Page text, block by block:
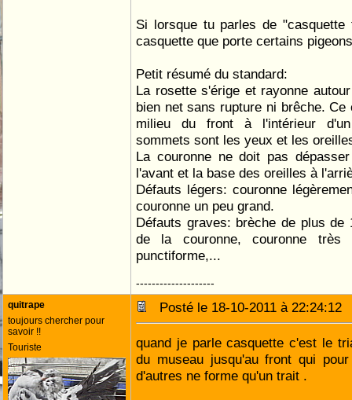
Si lorsque tu parles de
casquette que porte certains
Petit résumé du standard:
La rosette s'érige et rayonne
bien net sans rupture ni brêche.
milieu du front à l'intérieur
sommets sont les yeux et les
La couronne ne doit pas
l'avant et la base des oreilles à
Défauts légers: couronne
couronne un peu grand.
Défauts graves: brèche de plus de
de la couronne, couronne très
punctiforme,...
--------------------
quitrape
toujours chercher pour
savoir !!
Touriste
Posté le 18-10-2011 à
quand je parle casquette c'est le
du museau jusqu'au front qui
d'autres ne forme qu'un trait .